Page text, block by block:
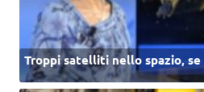
Troppi satelliti nello spazio, se